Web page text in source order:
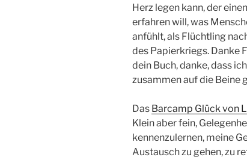
Herz legen kann, der
erfahren will, was
anfühlt, als Flüchtling
des Papierkriegs. Danke
dein Buch, danke, dass
zusammen auf die Beine
Das Barcamp Glück von
Klein aber fein,
kennenzulernen, meine
Austausch zu gehen, zu